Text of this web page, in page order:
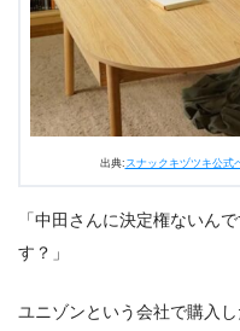
出典: スナックキヅツキ公式
「中田さんに決定権ないん
す？」
ユニゾンという会社で購入